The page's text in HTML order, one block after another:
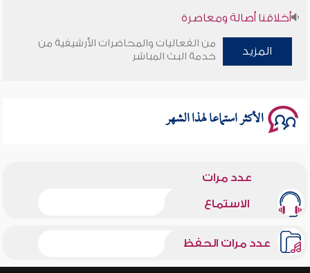
أخلاقنا أصالة ومعاصرة
وأمنهم من خوف 9
المزيد
من الفعاليات والمحاضرات الأرشيفية من
خدمة البث المباشر
الأكثر استماعا لهذا الشهر
عدد مرات
الاستماع
عدد مرات الحفظ